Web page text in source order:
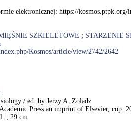
elektronicznej: https://kosmos.ptpk.org/
SZKIELETOWE ; STARZENIE
Kosmos/article/view/2742/2642
.
/ ed. by Jerzy A. Zoladz
Press an imprint of Elsevier, cop.
; 29 cm